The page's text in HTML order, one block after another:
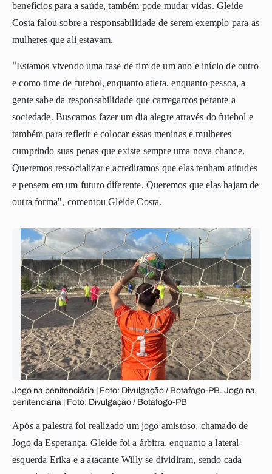
benefícios para a saúde, também pode mudar vidas. Gleide
Costafalou sobre a responsabilidade de serem exemplo para as
mulheres que ali estavam.
"Estamos vivendo uma fase de fim de um ano e início de outro
e como time de futebol, enquanto atleta, enquanto pessoa, a
gente sabe da responsabilidade que carregamos perante a
sociedade. Buscamos fazer um dia alegre através do futebol e
também para refletir e colocar essas meninas e mulheres
cumprindo suas penas que existe sempre uma nova chance.
Queremos ressocializar e acreditamos que elas tenham atitudes
e pensem em um futuro diferente. Queremos que elas hajam de
outra forma", comentou Gleide Costa.
Jogo na penitenciária | Foto: Divulgação / Botafogo-PB. Jogo na
penitenciária | Foto: Divulgação / Botafogo-PB
Após a palestra foi realizado um jogo amistoso, chamadode
Jogo da Esperança.Gleide foi a árbitra, enquanto a lateral-
esquerda Erika e a atacante Willy se dividiram, sendo cada